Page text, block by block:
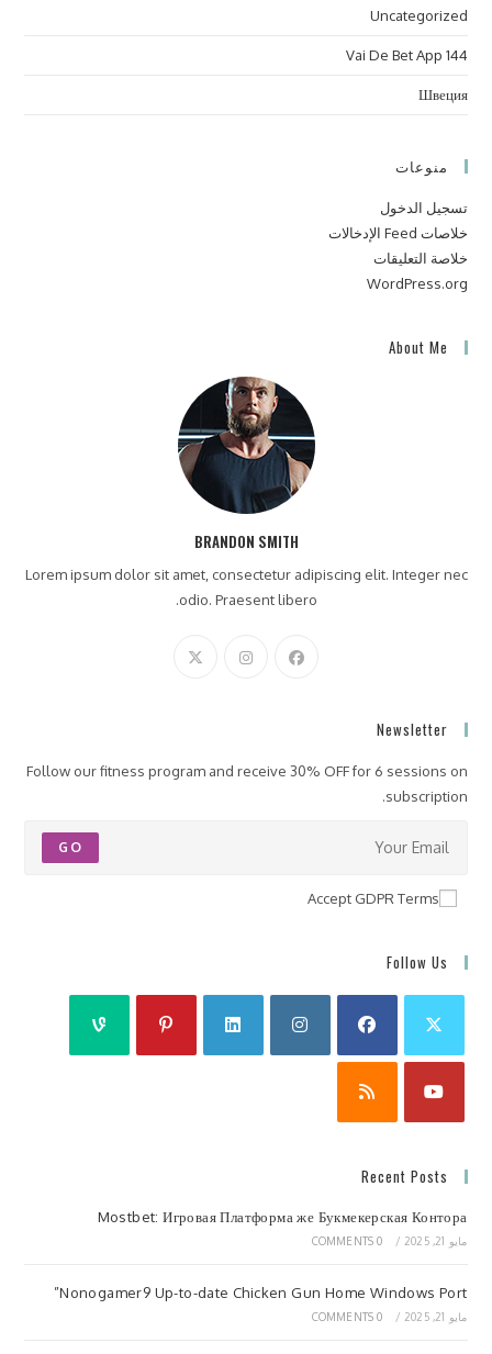
Uncategorized
Vai De Bet App 144
Швеция
منوعات
تسجيل الدخول
خلاصات Feed الإدخالات
خلاصة التعليقات
WordPress.org
About Me
BRANDON SMITH
Lorem ipsum dolor sit amet, consectetur adipiscing elit. Integer nec
odio. Praesent libero.
Newsletter
Follow our fitness program and receive 30% OFF for 6 sessions on
subscription.
GO
Accept GDPR Terms
Follow Us
Recent Posts
Mostbet: Игровая Платформа же Букмекерская Контора
مايو 21, 2025 /
0 COMMENTS
Nonogamer9 Up-to-date Chicken Gun Home Windows Port”
مايو 21, 2025 /
0 COMMENTS